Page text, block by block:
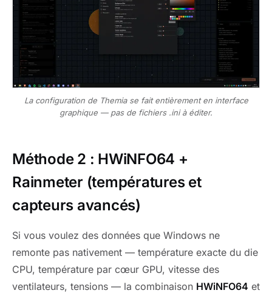
La configuration de Themia se fait entièrement en interface
graphique — pas de fichiers .ini à éditer.
Méthode 2 : HWiNFO64 +
Rainmeter (températures et
capteurs avancés)
Si vous voulez des données que Windows ne
remonte pas nativement — température exacte du die
CPU, température par cœur GPU, vitesse des
ventilateurs, tensions — la combinaison HWiNFO64 et